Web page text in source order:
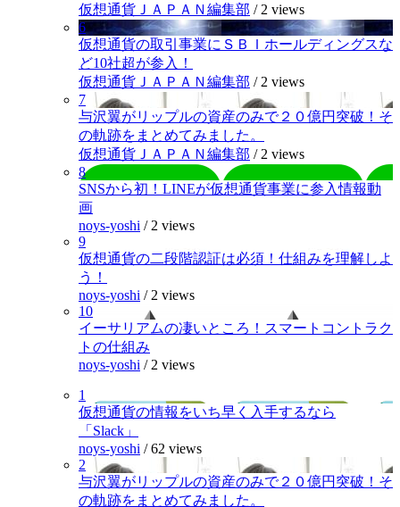
仮想通貨ＪＡＰＡＮ編集部 / 2 views
6
仮想通貨の取引事業にＳＢＩホールディングスな
ど10社超が参入！
仮想通貨ＪＡＰＡＮ編集部 / 2 views
7
与沢翼がリップルの資産のみで２０億円突破！そ
の軌跡をまとめてみました。
仮想通貨ＪＡＰＡＮ編集部 / 2 views
8
SNSから初！LINEが仮想通貨事業に参入情報動
画
noys-yoshi / 2 views
9
仮想通貨の二段階認証は必須！仕組みを理解しよ
う！
noys-yoshi / 2 views
10
イーサリアムの凄いところ！スマートコントラク
トの仕組み
noys-yoshi / 2 views
1
仮想通貨の情報をいち早く入手するなら
「Slack」
noys-yoshi /62 views
2
与沢翼がリップルの資産のみで２０億円突破！そ
の軌跡をまとめてみました。